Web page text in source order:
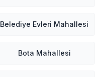
Belediye Evleri Mahallesi
Bota Mahallesi